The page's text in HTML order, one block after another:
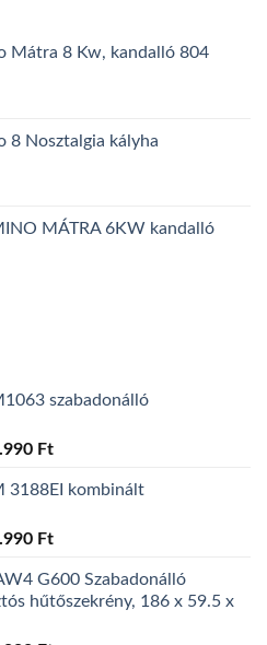
Mátra 8 Kw, kandalló 804
8 Nosztalgia kályha
MÁTRA 6KW kandalló
szabadonálló
Ft.
FtCurrent
is:
3188EI kombinált
Ft.
FtCurrent
is:
119.990 Ft.
G600 Szabadonálló
hűtőszekrény, 186 x 59.5 x